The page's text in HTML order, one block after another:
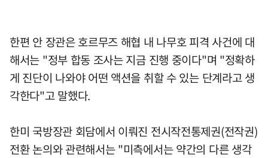
한편 안 장관은 호르무즈 해협 내 나무호 피격 사건에 대
해서는 "정부 합동 조사는 지금 진행 중이다"며 "정확하
게 진단이 나와야 어떤 액션을 취할 수 있는 단계라고 생
각한다"고 말했다.
한미 국방장관 회담에서 이뤄진 전시작전통제권(전작권)
전환 논의와 관련해서는 "미측에서는 약간의 다른 생각